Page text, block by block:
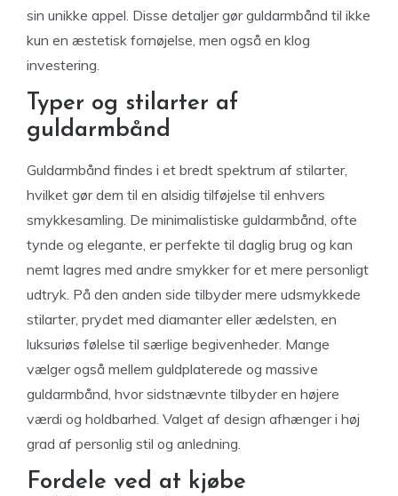
sin unikke appel. Disse detaljer gør guldarmbånd til ikke
kun en æstetisk fornøjelse, men også en klog
investering.
Typer og stilarter af
guldarmbånd
Guldarmbånd findes i et bredt spektrum af stilarter,
hvilket gør dem til en alsidig tilføjelse til enhvers
smykkesamling. De minimalistiske guldarmbånd, ofte
tynde og elegante, er perfekte til daglig brug og kan
nemt lagres med andre smykker for et mere personligt
udtryk. På den anden side tilbyder mere udsmykkede
stilarter, prydet med diamanter eller ædelsten, en
luksuriøs følelse til særlige begivenheder. Mange
vælger også mellem guldplaterede og massive
guldarmbånd, hvor sidstnævnte tilbyder en højere
værdi og holdbarhed. Valget af design afhænger i høj
grad af personlig stil og anledning.
Fordele ved at kjøbe